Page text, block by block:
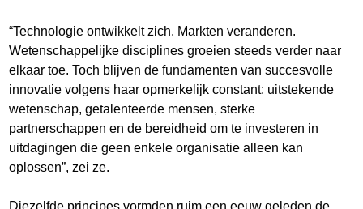
“Technologie ontwikkelt zich. Markten veranderen.
Wetenschappelijke disciplines groeien steeds verder naar
elkaar toe. Toch blijven de fundamenten van succesvolle
innovatie volgens haar opmerkelijk constant: uitstekende
wetenschap, getalenteerde mensen, sterke
partnerschappen en de bereidheid om te investeren in
uitdagingen die geen enkele organisatie alleen kan
oplossen”, zei ze.
Diezelfde principes vormden ruim een eeuw geleden de